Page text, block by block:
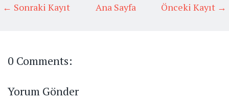
← Sonraki Kayıt Önceki Kayıt →
Ana Sayfa
0 Comments:
Yorum Gönder